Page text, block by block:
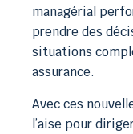
managérial
prendre des
situations
assurance.
Avec ces
l’aise pour